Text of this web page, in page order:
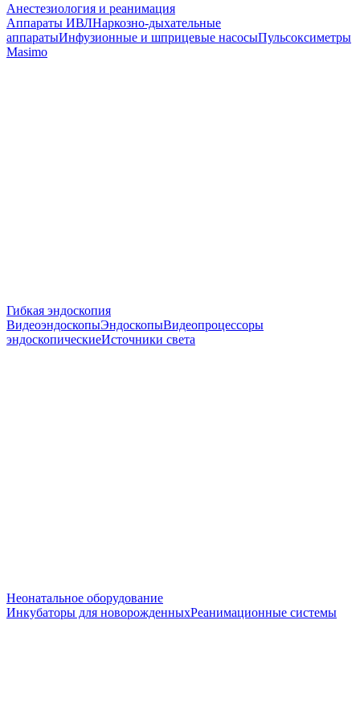
Анестезиология и реанимация
Аппараты ИВЛНаркозно-дыхательные
аппаратыИнфузионные и шприцевые насосыПульсоксиметры
Masimo
Гибкая эндоскопия
ВидеоэндоскопыЭндоскопыВидеопроцессоры
эндоскопическиеИсточники света
Неонатальное оборудование
Инкубаторы для новорожденныхРеанимационные системы